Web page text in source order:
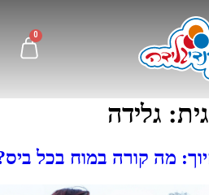
0
גלידה
מה קורה במוח בכל